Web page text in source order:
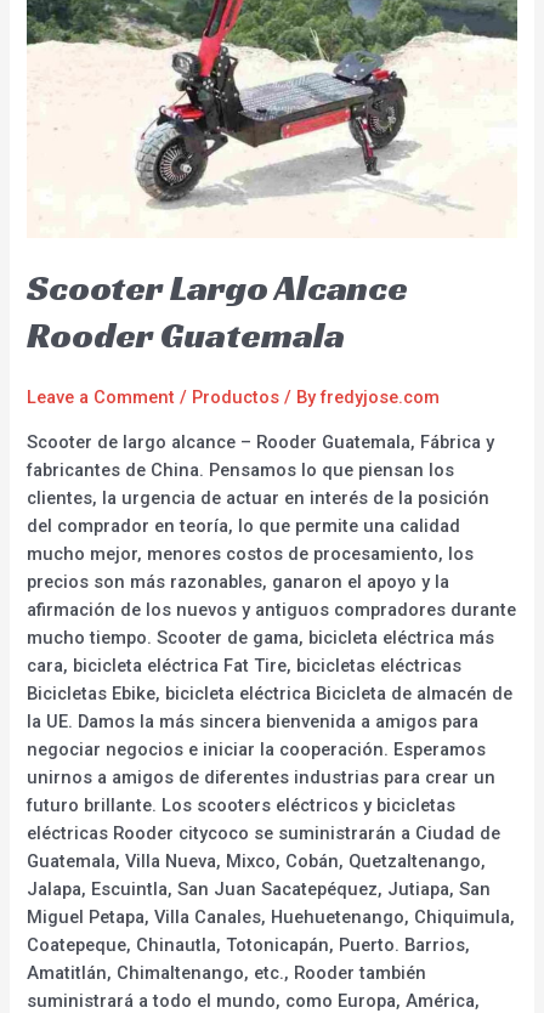
Scooter Largo Alcance
Rooder Guatemala
Leave a Comment / Productos / Byfredyjose.com
Scooter de largo alcance – Rooder Guatemala, Fábrica y
fabricantes de China. Pensamos lo que piensan los
clientes, la urgencia de actuar en interés de la posición
del comprador en teoría, lo que permite una calidad
mucho mejor, menores costos de procesamiento, los
precios son más razonables, ganaron el apoyo y la
afirmación de los nuevos y antiguos compradores durante
mucho tiempo. Scooter de gama, bicicleta eléctrica más
cara, bicicleta eléctrica Fat Tire, bicicletas eléctricas
Bicicletas Ebike, bicicleta eléctrica Bicicleta de almacén de
la UE. Damos la más sincera bienvenida a amigos para
negociar negocios e iniciar la cooperación. Esperamos
unirnos a amigos de diferentes industrias para crear un
futuro brillante. Los scooters eléctricos y bicicletas
eléctricas Rooder citycoco se suministrarán a Ciudad de
Guatemala, Villa Nueva, Mixco, Cobán, Quetzaltenango,
Jalapa, Escuintla, San Juan Sacatepéquez, Jutiapa, San
Miguel Petapa, Villa Canales, Huehuetenango, Chiquimula,
Coatepeque, Chinautla, Totonicapán, Puerto. Barrios,
Amatitlán, Chimaltenango, etc., Rooder también
suministrará a todo el mundo, como Europa, América,